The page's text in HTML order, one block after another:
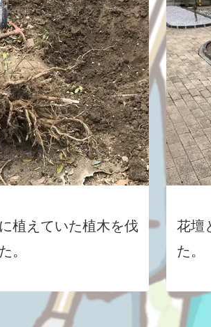
植えていた植木を伐
。
花壇
た。